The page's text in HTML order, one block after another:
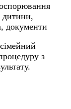
дитини,
документи
з